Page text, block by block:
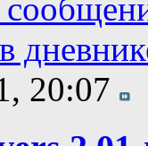
20:07